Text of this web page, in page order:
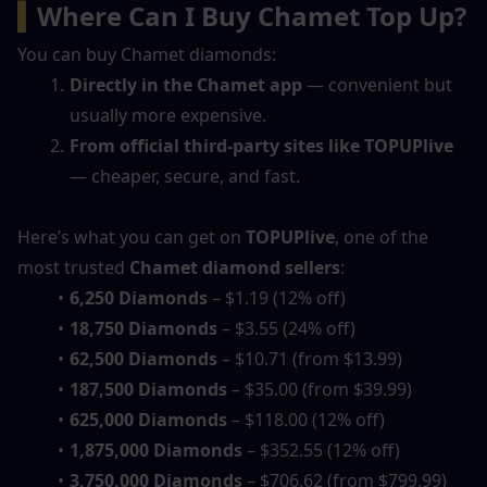
Where Can I Buy Chamet Top Up?
You can buy Chamet diamonds:
Directly in the Chamet app — convenient but
usually more expensive.
From official third-party sites like TOPUPlive
— cheaper, secure, and fast.
Here’s what you can get on TOPUPlive, one of the
most trusted Chamet diamond sellers:
6,250 Diamonds – $1.19 (12% off)
18,750 Diamonds – $3.55 (24% off)
62,500 Diamonds – $10.71 (from $13.99)
187,500 Diamonds – $35.00 (from $39.99)
625,000 Diamonds – $118.00 (12% off)
1,875,000 Diamonds – $352.55 (12% off)
3,750,000 Diamonds – $706.62 (from $799.99)